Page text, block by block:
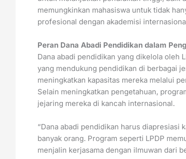
memungkinkan mahasiswa untuk tidak
profesional dengan akademisi
Peran Dana Abadi Pendidikan dalam
Dana abadi pendidikan yang dikelola oleh
yang mendukung pendidikan di berbagai
meningkatkan kapasitas mereka melalui
Selain meningkatkan pengetahuan,
jejaring mereka di kancah internasional.
“Dana abadi pendidikan harus diapresiasi
banyak orang. Program seperti LPDP
menjalin kerjasama dengan ilmuwan dari